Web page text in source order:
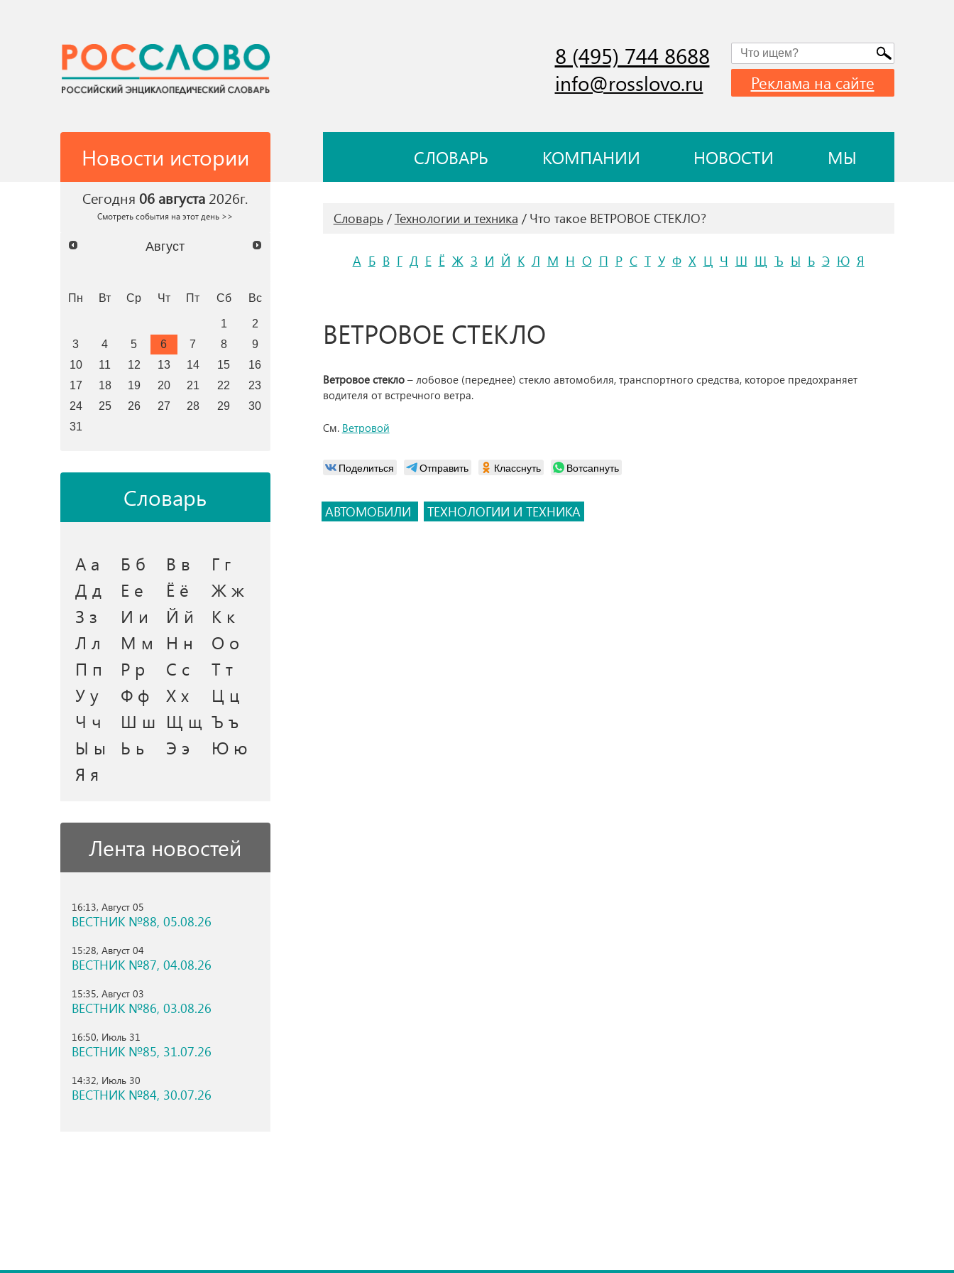
8 (495) 744 8688
info@rosslovo.ru Реклама на сайте
Новости истории СЛОВАРЬ КОМПАНИИ НОВОСТИ МЫ
Сегодня 06 августа 2026г.
Смотреть события на этот день >>
Август
Пн Вт Ср Чт Пт Сб Вс
1
2
3
4 5 6 7 8
9
10
11 12 13 14 15
16
17
18 19 20 21 22
23
24
25 26 27 28 29
30
31
Словарь
А а Б б В в
Г г
Д д
Е е Ё ё
Ж ж
З з
И и Й й
К к
Л л
М м Н н
О о
П п
Р р С с
Т т
У у
Ф ф Х х
Ц ц
Ч ч
Ш ш Щ щ Ъ ъ
Ы ы
Ь ь Э э
Ю ю
Я я
Лента новостей
16:13, Август 05
ВЕСТНИК №88, 05.08.26
15:28, Август 04
ВЕСТНИК №87, 04.08.26
15:35, Август 03
ВЕСТНИК №86, 03.08.26
16:50, Июль 31
ВЕСТНИК №85, 31.07.26
14:32, Июль 30
ВЕСТНИК №84, 30.07.26
Словарь Технологии и техника Что такое ВЕТРОВОЕ СТЕКЛО?
А Б В Г Д Е Ё Ж З И Й К Л М Н О П Р С Т У Ф Х Ц Ч Ш Щ Ъ Ы Ь Э Ю Я
ВЕТРОВОЕ СТЕКЛО
Ветровое стекло– лобовое (переднее) стекло автомобиля, транспортного средства, которое предохраняет
водителя от встречного ветра.
См. Ветровой
Поделиться Отправить Класснуть Вотсапнуть
АВТОМОБИЛИ ТЕХНОЛОГИИ И ТЕХНИКА